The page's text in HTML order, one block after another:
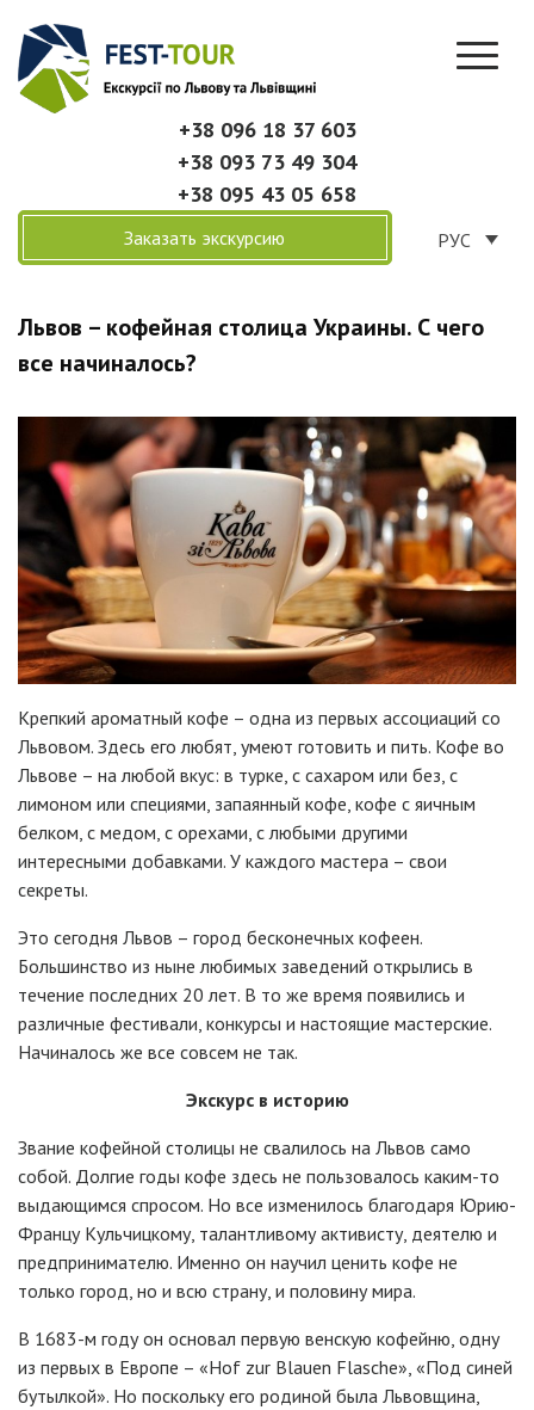
+38 096 18 37 603
+38 093 73 49 304
+38 095 43 05 658
РУС
Заказать экскурсию
Львов – кофейная столица Украины. С чего
все начиналось?
Крепкий ароматный кофе – одна из первых ассоциаций со
Львовом. Здесь его любят, умеют готовить и пить. Кофе во
Львове – на любой вкус: в турке, с сахаром или без, с
лимоном или специями, запаянный кофе, кофе с яичным
белком, с медом, с орехами, с любыми другими
интересными добавками. У каждого мастера – свои
секреты.
Это сегодня Львов – город бесконечных кофеен.
Большинство из ныне любимых заведений открылись в
течение последних 20 лет. В то же время появились и
различные фестивали, конкурсы и настоящие мастерские.
Начиналось же все совсем не так.
Экскурс в историю
Звание кофейной столицы не свалилось на Львов само
собой. Долгие годы кофе здесь не пользовалось каким-то
выдающимся спросом. Но все изменилось благодаря Юрию-
Францу Кульчицкому, талантливому активисту, деятелю и
предпринимателю. Именно он научил ценить кофе не
только город, но и всю страну, и половину мира.
В 1683-м году он основал первую венскую кофейню, одну
из первых в Европе – «Hof zur Blauen Flasche», «Под синей
бутылкой». Но поскольку его родиной была Львовщина,